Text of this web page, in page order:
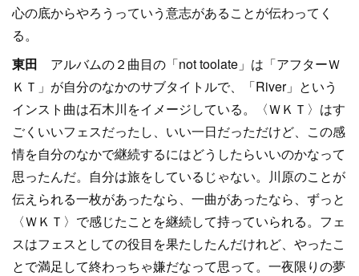
心の底からやろうっていう意志があることが伝わってく
る。
東田 アルバムの２曲目の「not toolate」は「アフターＷ
ＫＴ」が自分のなかのサブタイトルで、「River」という
インスト曲は石木川をイメージしている。〈ＷＫＴ〉はす
ごくいいフェスだったし、いい一日だっただけど、この感
情を自分のなかで継続するにはどうしたらいいのかなって
思ったんだ。自分は旅をしているじゃない。川原のことが
伝えられる一枚があったなら、一曲があったなら、ずっと
〈ＷＫＴ〉で感じたことを継続して持っていられる。フェ
スはフェスとしての役目を果たしたんだけれど、やったこ
とで満足して終わっちゃ嫌だなって思って。一夜限りの夢